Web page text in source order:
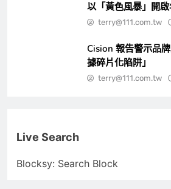
以「黃色風暴」開
terry@111.com.tw
Cision 報告警示品
據碎片化陷阱」
terry@111.com.tw
Live Search
Blocksy: Search Block